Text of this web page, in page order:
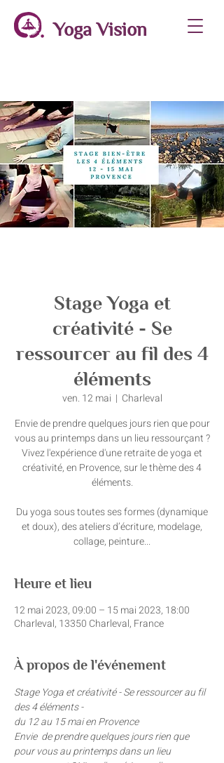
Yoga Vision
Stage Yoga et
créativité - Se
ressourcer au fil des 4
éléments
ven. 12 mai
  |
Charleval
Envie de prendre quelques jours rien que pour
vous au printemps dans un lieu ressourçant ?
Vivez l'expérience d'une retraite de yoga et
créativité, en Provence, sur le thème des 4
éléments.
Du yoga sous toutes ses formes (dynamique
et doux), des ateliers d’écriture, modelage,
collage, peinture...
Heure et lieu
12 mai 2023, 09:00 – 15 mai 2023, 18:00
Charleval, 13350 Charleval, France
À propos de l'événement
Stage Yoga et créativité - Se ressourcer au fil
des 4 éléments -
du 12 au 15 mai en Provence
Envie  de prendre quelques jours rien que
pour vous au printemps dans un lieu